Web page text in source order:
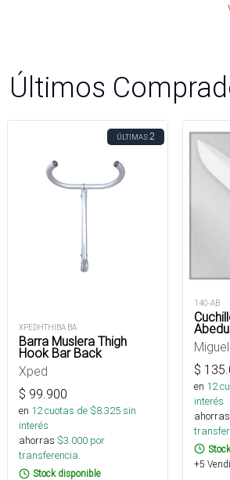
Últimos
ÚLTIMAS2
XPEDHTHIBA BA
Barra Muslera Thigh
Hook Bar Back
Xped
$ 99.900
en 12cuotas de $8.325sin
interés
ahorras $3.000 por
transferencia.
Stock disponible
140-AB
$
en 12
interés
ahorras
+5